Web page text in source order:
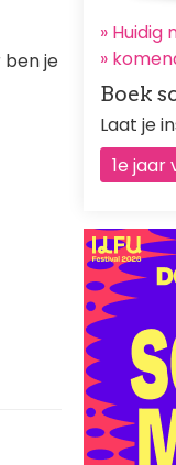
je
» Huidig
»
Boek
Laat je
1e jaar